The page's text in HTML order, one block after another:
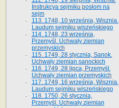
Instrukcya sejmiku posłom na
sejm
113. 1748, 10 września, Wisznia.
Laudum sejmiku wiszeńskiego
114. 1748, 23 września,
Przemyśl. Uchwały ziemian
przemyskich
115. 1749, 28 stycznia, Sanok.
Uchwały ziemian sanockich
116. 1749, 28 lipca, Przemyśl.
Uchwały ziemian przemyskich
117. 1749, 16 września, Wisznia.
Laudum sejmiku wiszeńskiego
118. 1750, 26 stycznia,
Przemyśl. Uchwały ziemian